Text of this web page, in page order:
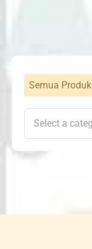
Semua Produk